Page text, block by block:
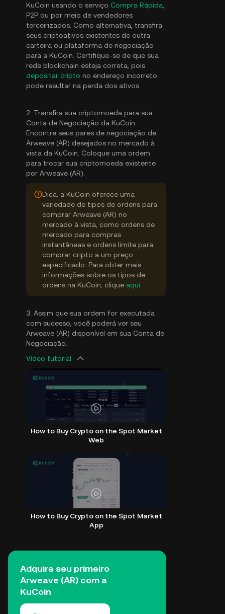
KuCoin usando o serviço Compra Rápida
P2P ou por meio de vendedores
terceirizados. Como alternativa, transfira
seus criptoativos existentes de outra
carteira ou plataforma de negociação
para a KuCoin. Certifique-se de que sua
rede blockchain esteja correta, pois
depositar cripto no endereço incorreto
pode resultar na perda dos ativos.
2. Transfira sua criptomoeda para sua
Conta de Negociação da KuCoin.
Encontre seus pares de negociação de
Arweave (AR) desejados no mercado à
vista da KuCoin. Coloque uma ordem
para trocar sua criptomoeda existente
por Arweave (AR).
Dica: a KuCoin oferece uma
variedade de tipos de ordens para
comprar Arweave (AR) no
mercado à vista, como ordens de
mercado para compras
instantâneas e ordens limite para
comprar cripto a um preço
especificado. Para obter mais
informações sobre os tipos de
ordens na KuCoin, clique aqui
3. Assim que sua ordem for executada
com sucesso, você poderá ver seu
Arweave (AR) disponível em sua Conta de
Negociação.
Vídeo tutorial
How to Buy Crypto on the Spot Market
Web
How to Buy Crypto on the Spot Market
App
Adquira seu primeiro
Arweave (AR) com a
KuCoin